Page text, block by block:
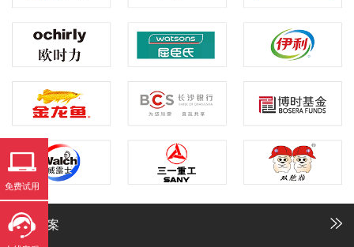
解决方案
免费试用